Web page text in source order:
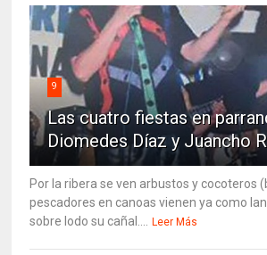
9
Las cuatro fiestas en
Diomedes Díaz y Juancho
Por la ribera se ven arbustos y cocoteros
pescadores en canoas vienen ya como
sobre lodo su cañal....
Leer Más